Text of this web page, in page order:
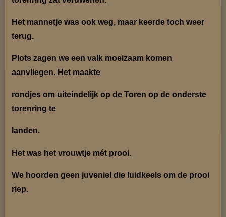
Het mannetje was ook weg, maar keerde toch weer
terug.
Plots zagen we een valk moeizaam komen
aanvliegen. Het maakte
rondjes om uiteindelijk op de Toren op de onderste
torenring te
landen.
Het was het vrouwtje mét prooi.
We hoorden geen juveniel die luidkeels om de prooi
riep.